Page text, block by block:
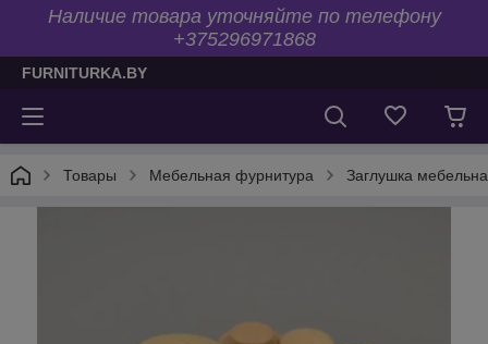
Наличие товара уточняйте по телефону
+375296971868
FURNITURKA.BY
Товары Мебельная фурнитура Заглушка